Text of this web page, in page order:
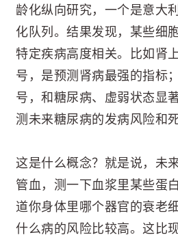
龄化纵向研究，一个是意大
化队列。结果发现，某些细
特定疾病高度相关。比如肾
号，是预测肾病最强的指标
号，和糖尿病、虚弱状态显
测未来糖尿病的发病风险和
这是什么概念？就是说，未
管血，测一下血浆里某些蛋
道你身体里哪个器官的衰老
什么病的风险比较高。这比